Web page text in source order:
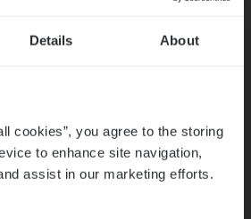
Details About
cookies”, you agree to the storing
to enhance site navigation,
assist in our marketing efforts.